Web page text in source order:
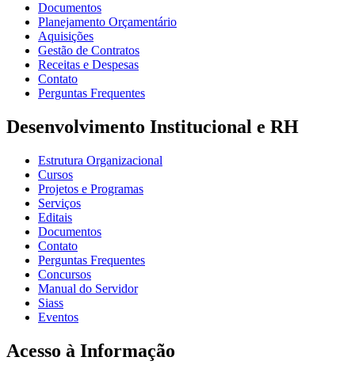
Documentos
Planejamento Orçamentário
Aquisições
Gestão de Contratos
Receitas e Despesas
Contato
Perguntas Frequentes
Desenvolvimento Institucional e RH
Estrutura Organizacional
Cursos
Projetos e Programas
Serviços
Editais
Documentos
Contato
Perguntas Frequentes
Concursos
Manual do Servidor
Siass
Eventos
Acesso à Informação